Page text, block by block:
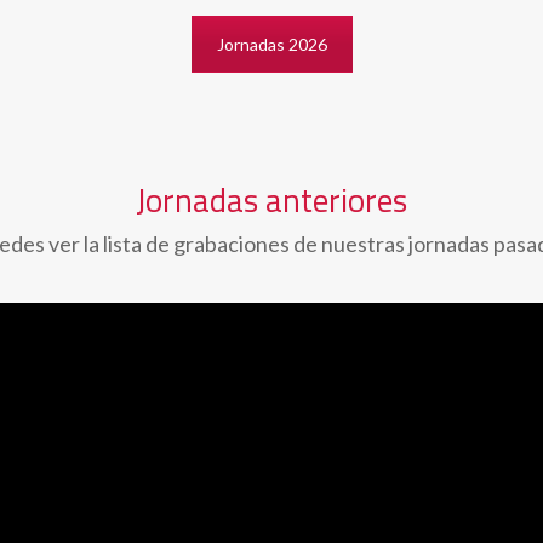
Jornadas 2026
Jornadas anteriores
ver la lista de grabaciones de nuestras jornadas